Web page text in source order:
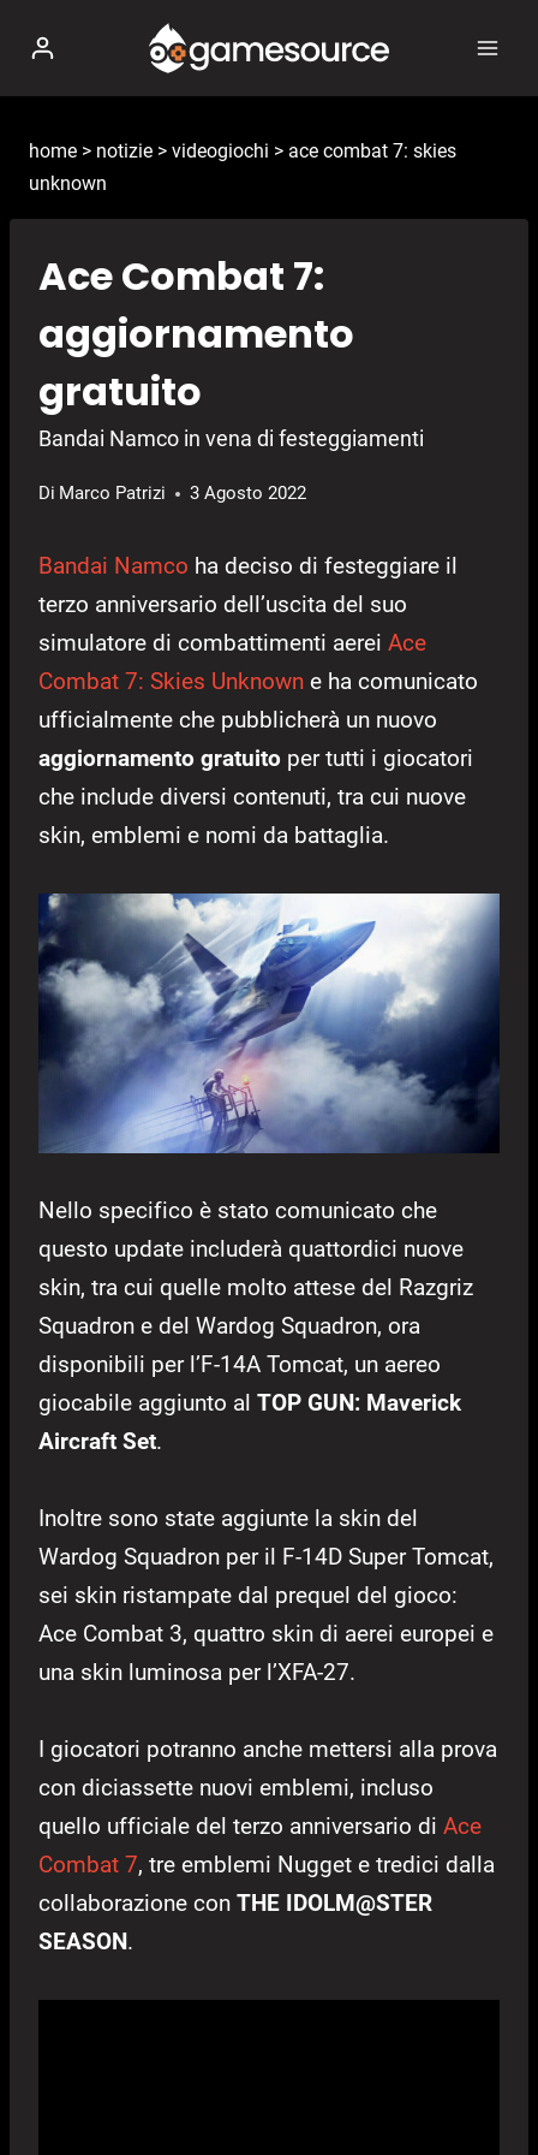
contenuto
home > notizie > videogiochi > ace combat 7: skies
unknown
Ace Combat 7:
aggiornamento
gratuito
Bandai Namco in vena di festeggiamenti
Di Marco Patrizi 3 Agosto 2022
Bandai Namco ha deciso di festeggiare il
terzo anniversario dell’uscita del suo
simulatore di combattimenti aerei Ace
Combat 7: Skies Unknown e ha comunicato
ufficialmente che pubblicherà un nuovo
aggiornamento gratuito per tutti i giocatori
che include diversi contenuti, tra cui nuove
skin, emblemi e nomi da battaglia.
Nello specifico è stato comunicato che
questo update includerà quattordici nuove
skin, tra cui quelle molto attese del Razgriz
Squadron e del Wardog Squadron, ora
disponibili per l’F-14A Tomcat, un aereo
giocabile aggiunto al TOP GUN: Maverick
Aircraft Set.
Inoltre sono state aggiunte la skin del
Wardog Squadron per il F-14D Super Tomcat,
sei skin ristampate dal prequel del gioco:
Ace Combat 3, quattro skin di aerei europei e
una skin luminosa per l’XFA-27.
I giocatori potranno anche mettersi alla prova
con diciassette nuovi emblemi, incluso
quello ufficiale del terzo anniversario di Ace
Combat 7, tre emblemi Nugget e tredici dalla
collaborazione con THE IDOLM@STER
SEASON.